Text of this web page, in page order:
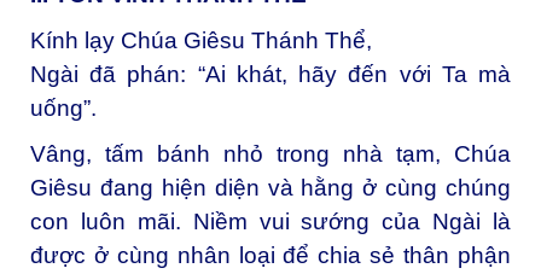
Kính lạy Chúa Giêsu Thánh Thể,
Ngài đã phán: “Ai khát, hãy đến với Ta mà
uống”.
Vâng, tấm bánh nhỏ trong nhà tạm, Chúa
Giêsu đang hiện diện và hằng ở cùng chúng
con luôn mãi. Niềm vui sướng của Ngài là
được ở cùng nhân loại để chia sẻ thân phận